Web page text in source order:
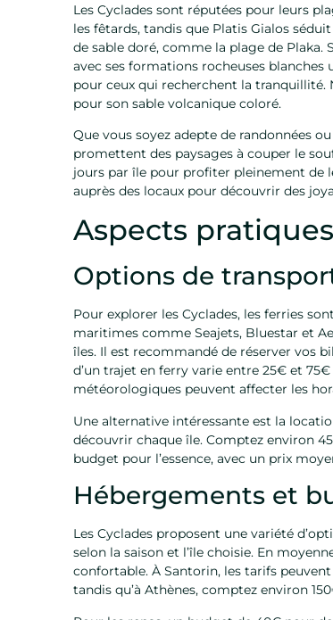
Les Cyclades sont réputées pour leurs
les fêtards, tandis que Platis Gialos
de sable doré, comme la plage de Plaka.
avec ses formations rocheuses blanches
pour ceux qui recherchent la tranquillité.
pour son sable volcanique coloré.
Que vous soyez adepte de randonnées
promettent des paysages à couper le
jours par île pour profiter pleinement de
auprès des locaux pour découvrir des
Aspects
Options de
Pour explorer les Cyclades, les ferries
maritimes comme Seajets, Bluestar et
îles. Il est recommandé de réserver vos
d’un trajet en ferry varie entre 25€ et
météorologiques peuvent affecter les
Une alternative intéressante est la
découvrir chaque île. Comptez environ
budget pour l’essence, avec un prix
Hébergements et
Les Cyclades proposent une variété
selon la saison et l’île choisie. En
confortable. À Santorin, les tarifs
tandis qu’à Athènes, comptez environ